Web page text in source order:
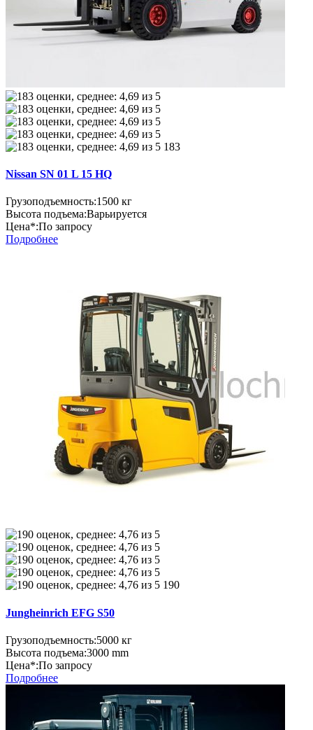
183
Nissan SN 01 L 15 HQ
Грузоподъемность:1500 кг
Высота подъема:Варьируется
Цена*:По запросу
Подробнее
190
Jungheinrich EFG S50
Грузоподъемность:5000 кг
Высота подъема:3000 mm
Цена*:По запросу
Подробнее